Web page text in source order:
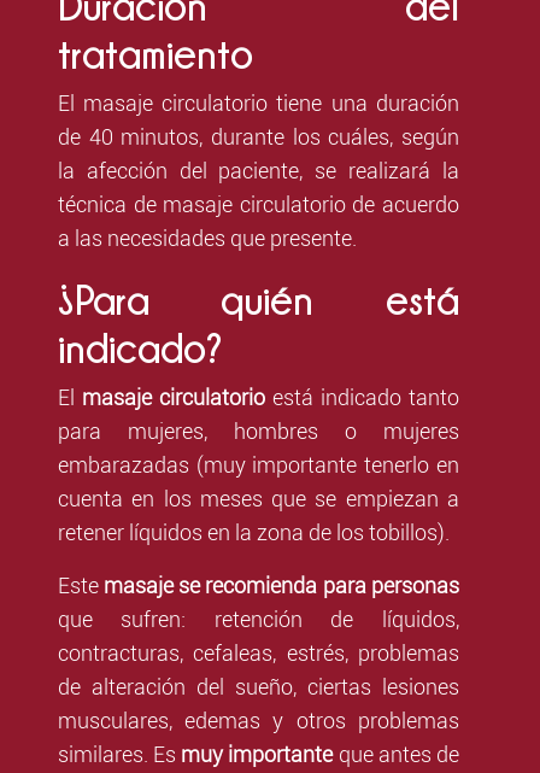
tratamiento
El masaje circulatorio tiene una duración
de 40 minutos, durante los cuáles, según
la afección del paciente, se realizará la
técnica de masaje circulatorio de acuerdo
a las necesidades que presente.
¿Para quién está
indicado?
El masaje circulatorioestá indicado tanto
para mujeres, hombres o mujeres
embarazadas (muy importante tenerlo en
cuenta en los meses que se empiezan a
retener líquidos en la zona de los tobillos).
Este masaje se recomienda para personas
que sufren: retención de líquidos,
contracturas, cefaleas, estrés, problemas
de alteración del sueño, ciertas lesiones
musculares, edemas y otros problemas
similares. Es muy importanteque antes de